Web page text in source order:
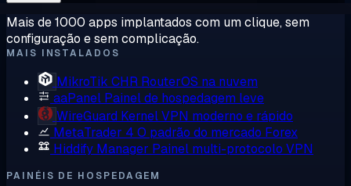
Mais de 1000 apps implantados com um clique, sem
configuração e sem complicação.
MAIS INSTALADOS
MikroTik CHR RouterOS na nuvem
aaPanel Painel de hospedagem leve
WireGuard Kernel VPN moderno e rápido
MetaTrader 4 O padrão do mercado Forex
Hiddify Manager Painel multi-protocolo VPN
PAINÉIS DE HOSPEDAGEM